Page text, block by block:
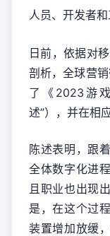
人员、开发者
日前，依据对
剖析，全球营
了《2023游
述”），并在相
陈述表明，跟
全体数字化进
且职业也出现
是，在这个过
装置增加放缓